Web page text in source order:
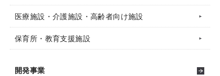
医療施設・介護施設・高齢者向け施設
保育所・教育支援施設
開発事業